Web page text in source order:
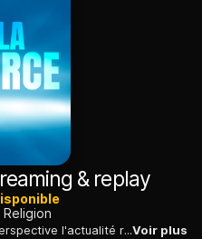
& replay
Religion
Marguerite du Chaffaut met en perspective l'actualité religieuse à travers des reportages et des interviews.Voir plus